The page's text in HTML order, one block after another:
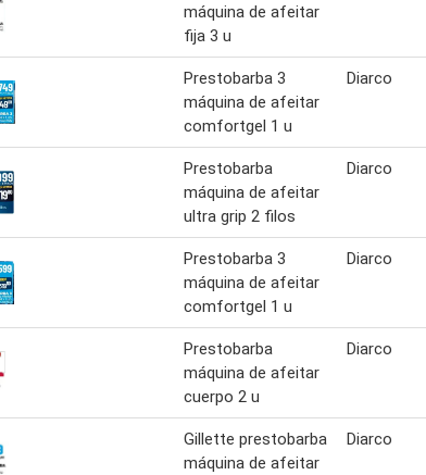
máquina de afeitar
fija 3 u
Prestobarba 3
máquina de afeitar
comfortgel 1 u
Diarco
Prestobarba
máquina de afeitar
ultra grip 2 filos
Diarco
Prestobarba 3
máquina de afeitar
comfortgel 1 u
Diarco
Prestobarba
máquina de afeitar
cuerpo 2 u
Diarco
Gillette prestobarba
máquina de afeitar
Diarco